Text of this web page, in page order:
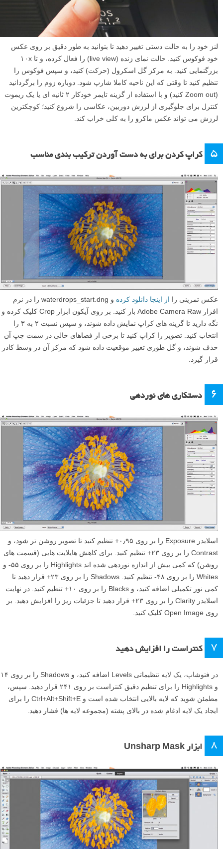
لنز خود را به حالت دستی تغییر دهید تا بتوانید به طور دقیق بر روی عکس
بزرگنمایی کنید. به مرکز گل اسکرول (حرکت) کنید، و سپس فوکوس را
تنظیم کنید تا وقتی که این ناحیه کاملا شارپ شود. دوباره زوم را برگردانید
(Zoom out کنید) و با استفاده از گزینه تایمر خودکار ۲ ثانیه ای یا یک ریموت
کنترل برای جلوگیری از لرزش دوربین، عکاسی را شروع کنید؛ کوچکترین
لرزش می تواند عکس ماکرو را به کلی خراب کند.
۵ کراپ کردن برای به دست آوردن ترکیب بندی مناسب
عکس تمرینی را از اینجا دانلود کرده
و waterdrops_start.dng را در نرم
افزار Adobe Camera Raw باز کنید. بر روی آیکون ابزار Crop کلیک کرده و
انتخاب کنید. تصویر را کراپ کنید تا برخی از فضاهای خالی در سمت چپ آن
حذف شوند، و گل طوری تغییر موقعیت داده شود که مرکز آن در وسط کادر
۶ دستکاری های نوردهی
اسلایدر Exposure را بر روی ۰٫۹۵+ تنظیم کنید تا تصویر روشن تر شود، و
Contrast را بر روی ۲۳+ تنظیم کنید. برای کاهش هایلایت هایی (قسمت های
اسلایدر Clarity را بر روی ۲۳+ قرار دهید تا جزئیات ریز را افزایش دهید. بر
۷ کنتراست را افزایش دهید
در فتوشاپ، یک لایه تنظیماتی Levels اضافه کنید، و Shadows را بر روی ۱۴
و Highlights را برای تنظیم دقیق کنتراست بر روی ۲۴۱ قرار دهید. سپس،